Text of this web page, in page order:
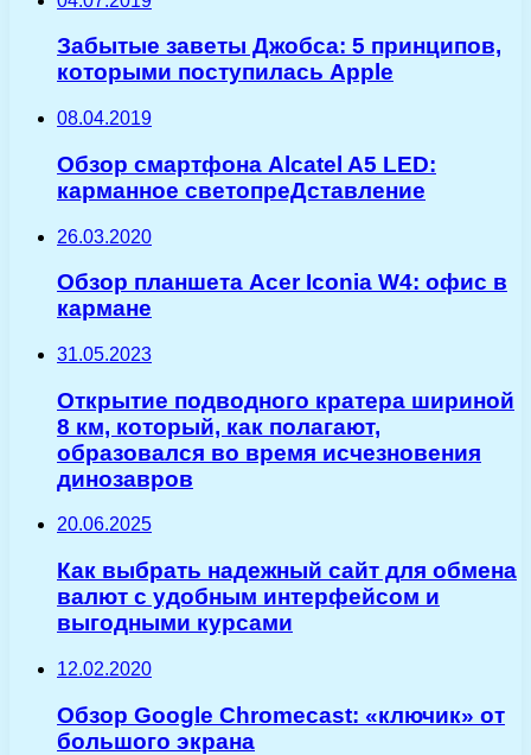
Забытые заветы Джобса: 5 принципов,
которыми поступилась Apple
08.04.2019
Обзор смартфона Alcatel A5 LED:
карманное светопреДставление
26.03.2020
Обзор планшета Acer Iconia W4: офис в
кармане
31.05.2023
Открытие подводного кратера шириной
8 км, который, как полагают,
образовался во время исчезновения
динозавров
20.06.2025
Как выбрать надежный сайт для обмена
валют с удобным интерфейсом и
выгодными курсами
12.02.2020
Обзор Google Chromecast: «ключик» от
большого экрана